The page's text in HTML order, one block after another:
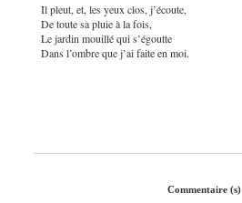
Il pleut, et, les yeux clos, j’écoute,
De toute sa pluie à la fois,
Le jardin mouillé qui s’égoutte
Dans l’ombre que j’ai faite en moi.
Commentaire (s)